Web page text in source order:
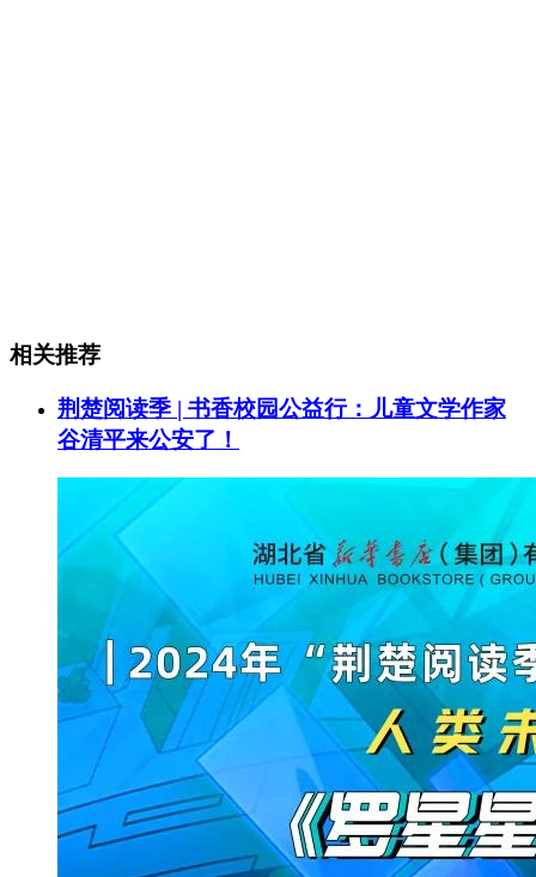
相关推荐
荆楚阅读季 | 书香校园公益行：儿童文学作家
谷清平来公安了！